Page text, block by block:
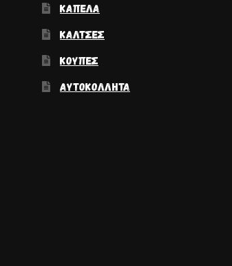
ΚΑΠΈΛΑ
ΚΆΛΤΣΕΣ
ΚΟΎΠΕΣ
ΑΥΤΟΚΌΛΛΗΤΑ